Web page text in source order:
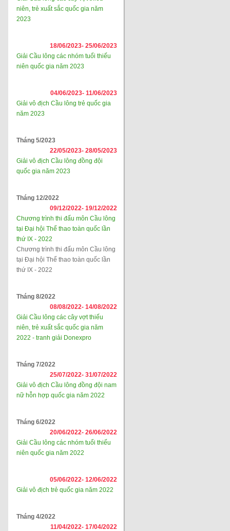
niên, trẻ xuất sắc quốc gia năm
2023
18/06/2023- 25/06/2023
Giải Cầu lông các nhóm tuổi thiếu
niên quốc gia năm 2023
04/06/2023- 11/06/2023
Giải vô địch Cầu lông trẻ quốc gia
năm 2023
Tháng 5/2023
22/05/2023- 28/05/2023
Giải vô địch Cầu lông đồng đội
quốc gia năm 2023
Tháng 12/2022
09/12/2022- 19/12/2022
Chương trình thi đấu môn Cầu lông
tại Đại hội Thể thao toàn quốc lần
thứ IX - 2022
Chương trình thi đấu môn Cầu lông
tại Đại hội Thể thao toàn quốc lần
thứ IX - 2022
Tháng 8/2022
08/08/2022- 14/08/2022
Giải Cầu lông các cây vợt thiếu
niên, trẻ xuất sắc quốc gia năm
2022 - tranh giải Donexpro
Tháng 7/2022
25/07/2022- 31/07/2022
Giải vô địch Cầu lông đồng đội nam
nữ hỗn hợp quốc gia năm 2022
Tháng 6/2022
20/06/2022- 26/06/2022
Giải Cầu lông các nhóm tuổi thiếu
niên quốc gia năm 2022
05/06/2022- 12/06/2022
Giải vô địch trẻ quốc gia năm 2022
Tháng 4/2022
11/04/2022- 17/04/2022